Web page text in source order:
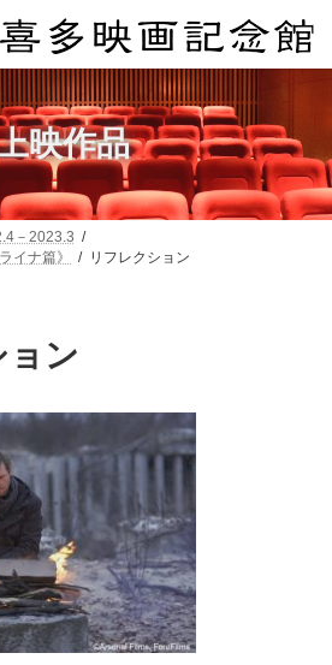
映作品
－2023.3
イナ篇》
リフレクション
ョン